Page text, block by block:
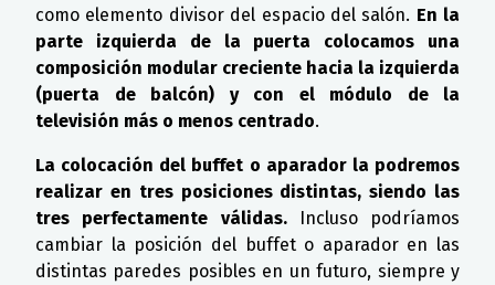
como elemento divisor del espacio del salón. En la
parte izquierda de la puerta colocamos una
composición modular creciente hacia la izquierda
(puerta de balcón) y con el módulo de la
televisión más o menos centrado.
La colocación del buffet o aparador la podremos
realizar en tres posiciones distintas, siendo las
tres perfectamente válidas.
Incluso podríamos
cambiar la posición del buffet o aparador en las
distintas paredes posibles en un futuro, siempre y